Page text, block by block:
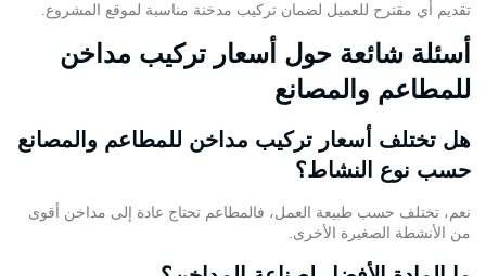
تقديم أي مقترح للعميل لضمان تركيب مدخنة مناسبة لموقع المشروع.
أسئلة شائعة حول أسعار تركيب مداخن
للمطاعم والمصانع
هل تختلف أسعار تركيب مداخن للمطاعم والمصانع
حسب نوع النشاط؟
نعم، تختلف حسب طبيعة العمل، فالمطاعم تحتاج عادة إلى مداخن أقوى
من الأنشطة الصغيرة الأخرى.